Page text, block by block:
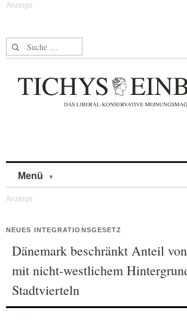
Suche nach:
Menü
NEUES INTEGRATIONSGESETZ
Dänemark beschränkt Anteil
mit nicht-westlichem
Stadtvierteln